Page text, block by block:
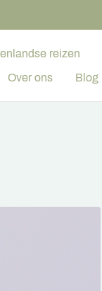
reizen
Over ons Blog